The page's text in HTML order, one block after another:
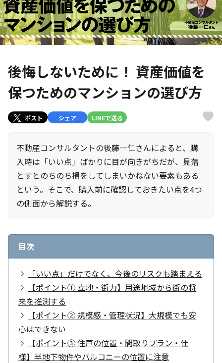
後悔しないために！ 資産価値を
保つためのマンションの選び方
ポスト シェア LINEで送る
不動産コンサルタントの後藤一仁さんによると、購
入時は「いい点」ばかりに目が向きがちだが、見落
とすとのちのち損をしてしまいかねない要素もある
という。そこで、購入前に確認しておきたい点を4つ
の側面から解説する。
目次
「いい点」だけでなく、今後のリスクも踏まえる
【ポイント① 立地・街力】用途地域から街の将
来を推測する
【ポイント② 規模感・管理状況】大規模でも安
心はできない
【ポイント③ 住戸の位置・間取りプラン・仕
様】半地下物件やバルコニーの位置に注意